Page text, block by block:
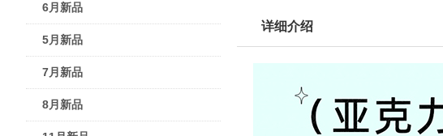
6月新品
5月新品
7月新品
8月新品
详细介绍